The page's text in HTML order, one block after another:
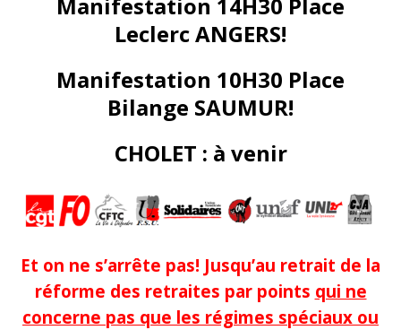
Manifestation 14H30 Place
Leclerc ANGERS!
Manifestation 10H30 Place
Bilange SAUMUR!
CHOLET : à venir
Et on ne s’arrête pas! Jusqu’au retrait de la
réforme des retraites par points qui ne
concerne pas que les régimes spéciaux ou